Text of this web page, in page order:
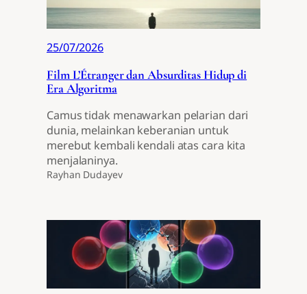
25/07/2026
Film L’Étranger dan Absurditas Hidup di
Era Algoritma
Camus tidak menawarkan pelarian dari
dunia, melainkan keberanian untuk
merebut kembali kendali atas cara kita
menjalaninya.
Rayhan Dudayev